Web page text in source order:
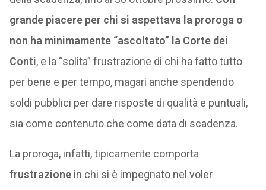
grande piacere per chi si aspettava la proroga o
non ha minimamente “ascoltato” la Corte dei
Conti, e la “solita” frustrazione di chi ha fatto tutto
per bene e per tempo, magari anche spendendo
soldi pubblici per dare risposte di qualità e puntuali,
sia come contenuto che come data di scadenza.
La proroga, infatti, tipicamente comporta
frustrazionein chi si è impegnato nel voler